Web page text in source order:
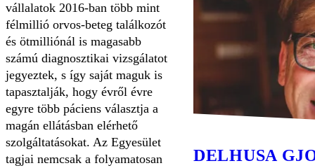
vállalatok 2016-ban több mint
félmillió orvos-beteg találkozót
és ötmilliónál is magasabb
számú diagnosztikai vizsgálatot
jegyeztek, s így saját maguk is
tapasztalják, hogy évről évre
egyre több páciens választja a
magán ellátásban elérhető
szolgáltatásokat. Az Egyesület
tagjai nemcsak a folyamatosan
DELHUSA